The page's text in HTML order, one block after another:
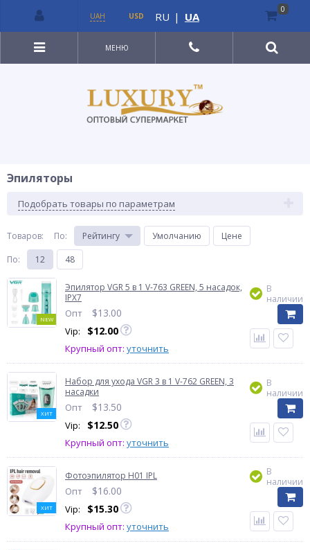
МЕНЮ
Эпиляторы
Подобрать товары по параметрам
Товаров: По: Рейтингу Умолчанию
Цене
По: 12 48
NEW
Эпилятор VGR 5 в 1 V-763 GREEN, 5 насадок,
IPX7
Опт $13.00
Vip: $12.00
Крупный опт: уточнить
В
наличии
ХИТ
Набор для ухода VGR 3 в 1 V-762 GREEN, 3
насадки
Опт $13.50
Vip: $12.50
Крупный опт: уточнить
В
наличии
ХИТ
Фотоэпилятор H01 IPL
Опт $16.00
Vip: $15.30
Крупный опт: уточнить
В
наличии
UAH USD RU | UA
0